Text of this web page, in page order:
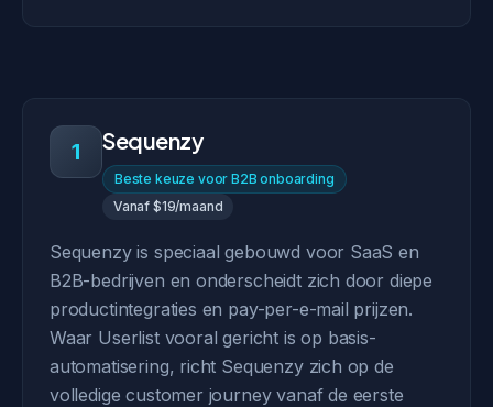
1 Sequenzy
Beste keuze voor B2B onboarding
Vanaf $19/maand
Sequenzy is speciaal gebouwd voor SaaS en
B2B-bedrijven en onderscheidt zich door diepe
productintegraties en pay-per-e-mail prijzen.
Waar Userlist vooral gericht is op basis-
automatisering, richt Sequenzy zich op de
volledige customer journey vanaf de eerste